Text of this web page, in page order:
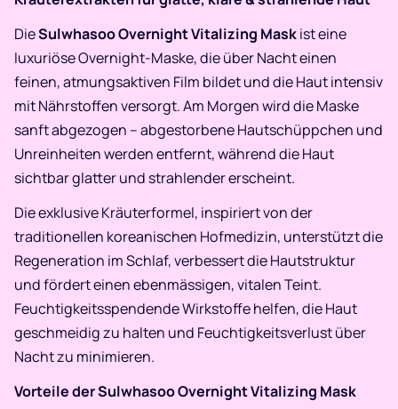
DieSulwhasoo Overnight Vitalizing Maskist eine
luxuriöse Overnight-Maske, die über Nacht einen
feinen, atmungsaktiven Film bildet und die Haut intensiv
mit Nährstoffen versorgt. Am Morgen wird die Maske
sanft abgezogen – abgestorbene Hautschüppchen und
Unreinheiten werden entfernt, während die Haut
sichtbar glatter und strahlender erscheint.
Die exklusive Kräuterformel, inspiriert von der
traditionellen koreanischen Hofmedizin, unterstützt die
Regeneration im Schlaf, verbessert die Hautstruktur
und fördert einen ebenmässigen, vitalen Teint.
Feuchtigkeitsspendende Wirkstoffe helfen, die Haut
geschmeidig zu halten und Feuchtigkeitsverlust über
Nacht zu minimieren.
Vorteile der Sulwhasoo Overnight Vitalizing Mask